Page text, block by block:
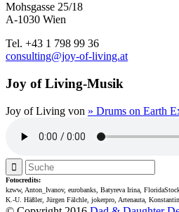
Mohsgasse 25/18
A-1030 Wien
Tel. +43 1 798 99 36
consulting@joy-of-living.at
Joy of Living-Musik
Joy of Living von » Drums on Earth
Fotocredits:
kzww, Anton_Ivanov, eurobanks, Batyreva Irina,
K.-U. Häßler, Jürgen Fälchle, jokerpro, Artenauta,